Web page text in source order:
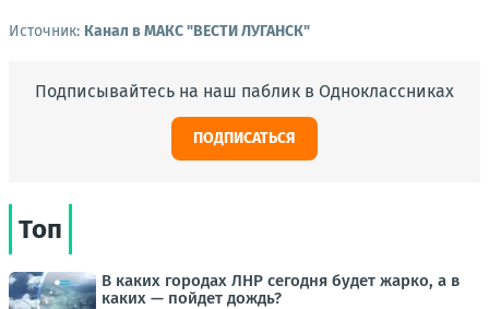
Источник: Канал в МАКС "ВЕСТИ ЛУГАНСК"
Подписывайтесь на наш паблик в Одноклассниках
ПОДПИСАТЬСЯ
Топ
В каких городах ЛНР сегодня будет жарко, а в
каких — пойдет дождь?